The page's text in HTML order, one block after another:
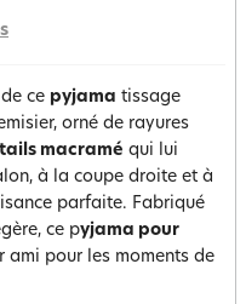
ce pyjama tissage
orné de rayures
macramé qui lui
à la coupe droite et à
parfaite. Fabriqué
ce pyjama pour
ami pour les moments de